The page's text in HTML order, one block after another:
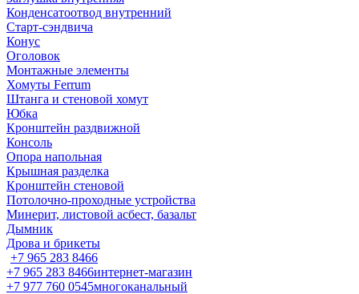
Конденсатоотвод внутренний
Старт-сэндвича
Конус
Оголовок
Монтажные элементы
Хомуты Ferrum
Штанга и стеновой хомут
Юбка
Кронштейн раздвижной
Консоль
Опора напольная
Крышная разделка
Кронштейн стеновой
Потолочно-проходные устройства
Минерит, листовой асбест, базальт
Дымник
Дрова и брикеты
+7 965 283 8466
+7 965 283 8466интернет-магазин
+7 977 760 0545многоканальный